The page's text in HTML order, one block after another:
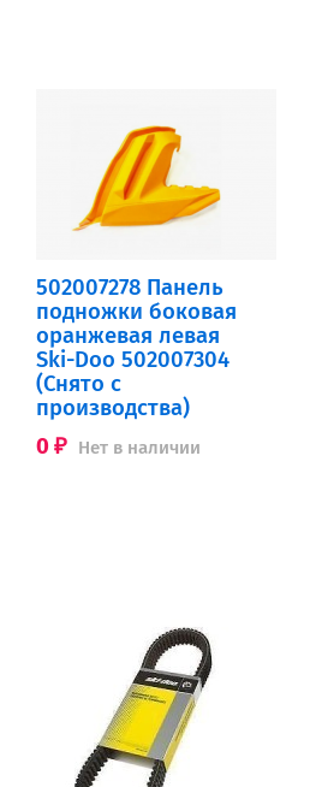
502007278 Панель
подножки боковая
оранжевая левая
Ski-Doo 502007304
(Снято с
производства)
0 ₽ Нет в наличии